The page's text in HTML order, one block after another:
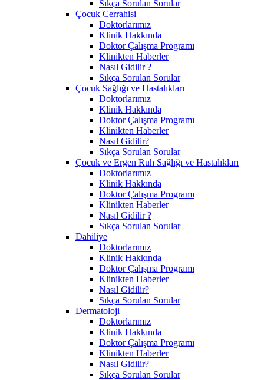
Sıkça Sorulan Sorular
Çocuk Cerrahisi
Doktorlarımız
Klinik Hakkında
Doktor Çalışma Programı
Klinikten Haberler
Nasıl Gidilir ?
Sıkça Sorulan Sorular
Çocuk Sağlığı ve Hastalıkları
Doktorlarımız
Klinik Hakkında
Doktor Çalışma Programı
Klinikten Haberler
Nasıl Gidilir?
Sıkça Sorulan Sorular
Çocuk ve Ergen Ruh Sağlığı ve Hastalıkları
Doktorlarımız
Klinik Hakkında
Doktor Çalışma Programı
Klinikten Haberler
Nasıl Gidilir ?
Sıkça Sorulan Sorular
Dahiliye
Doktorlarımız
Klinik Hakkında
Doktor Çalışma Programı
Klinikten Haberler
Nasıl Gidilir?
Sıkça Sorulan Sorular
Dermatoloji
Doktorlarımız
Klinik Hakkında
Doktor Çalışma Programı
Klinikten Haberler
Nasıl Gidilir?
Sıkça Sorulan Sorular